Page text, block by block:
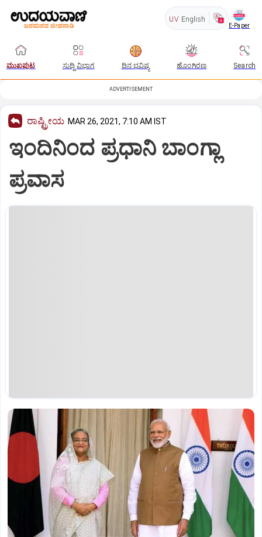
UV English
E-Paper
ಮುಖಪುಟ ಸುದ್ದಿ ವಿಭಾಗ ದಿನ ಭವಿಷ್ಯ ಹೊಂಗಿರಣ Search
ADVERTISEMENT
ರಾಷ್ಟ್ರೀಯ MAR 26, 2021, 7:10 AM IST
ಇಂದಿನಿಂದ ಪ್ರಧಾನಿ ಬಾಂಗ್ಲಾ
ಪ್ರವಾಸ